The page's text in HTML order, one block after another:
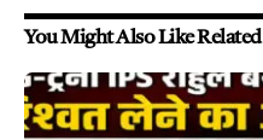
You Might Also Like Related